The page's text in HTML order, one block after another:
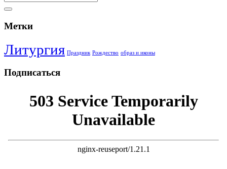
Метки
Литургия Праздник Рождество образ и иконы
Подписаться